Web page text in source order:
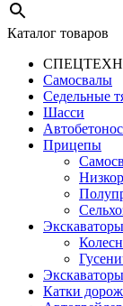
Каталог товаров
Самосвалы
Седельные
Шасси
Прицепы
Экскаваторы
Катки